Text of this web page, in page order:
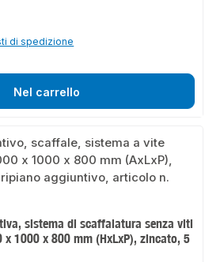
di spedizione
Nel carrello
sistema di scaffalatura senza viti
x 1000 x 800 mm (HxLxP), zincato, 5